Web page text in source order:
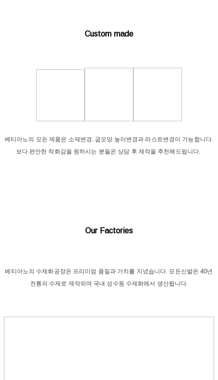
Custom made
베티아노의 모든 제품은 소재변경, 굽모양.높이변경과 라스트변경이 가능합니다.
보다 편안한 착화감을 원하시는 분들은 상담 후 제작을 추천해드립니다.
Our Factories
베티아노의 수제화공장은 프리미엄 품질과 가치를 지녔습니다. 모든신발은 40년
전통의 수제로 제작되며 국내 성수동 수제화에서 생산됩니다.